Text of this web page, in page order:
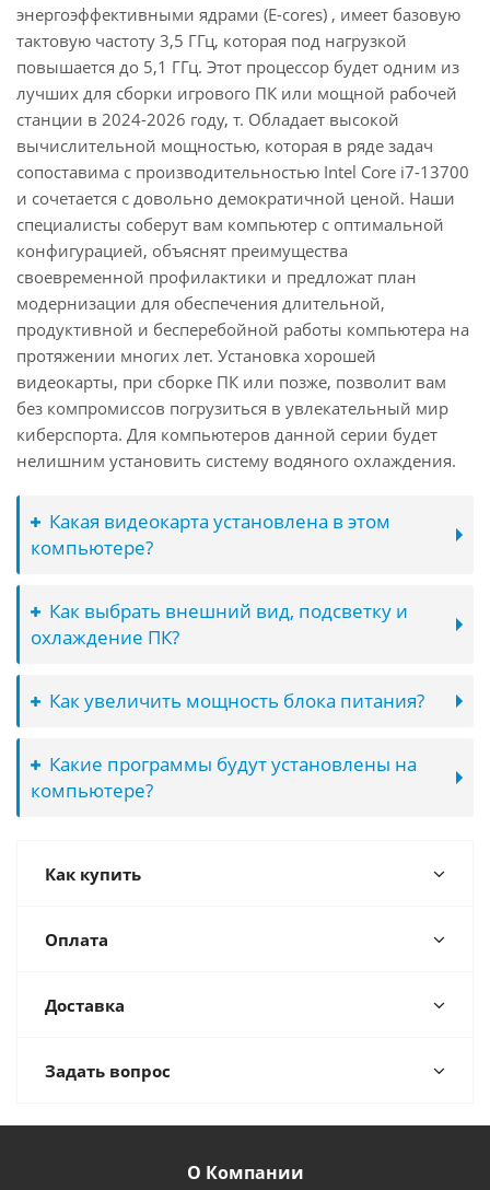
энергоэффективными ядрами (E-cores) , имеет базовую
тактовую частоту 3,5 ГГц, которая под нагрузкой
повышается до 5,1 ГГц. Этот процессор будет одним из
лучших для сборки игрового ПК или мощной рабочей
станции в 2024-2026 году, т. Обладает высокой
вычислительной мощностью, которая в ряде задач
сопоставима с производительностью Intel Core i7-13700
и сочетается с довольно демократичной ценой. Наши
специалисты соберут вам компьютер с оптимальной
конфигурацией, объяснят преимущества
своевременной профилактики и предложат план
модернизации для обеспечения длительной,
продуктивной и бесперебойной работы компьютера на
протяжении многих лет. Установка хорошей
видеокарты, при сборке ПК или позже, позволит вам
без компромиссов погрузиться в увлекательный мир
киберспорта. Для компьютеров данной серии будет
нелишним установить систему водяного охлаждения.
Какая видеокарта установлена в этом
компьютере?
Как выбрать внешний вид, подсветку и
охлаждение ПК?
Как увеличить мощность блока питания?
Какие программы будут установлены на
компьютере?
Как купить
Оплата
Доставка
Задать вопрос
О Компании